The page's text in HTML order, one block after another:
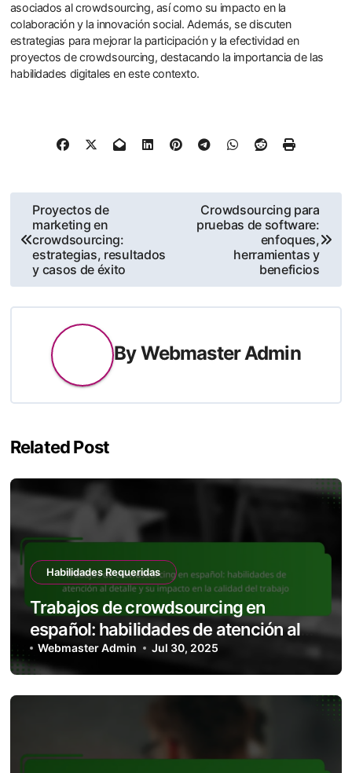
asociados al crowdsourcing, así como su impacto en la
colaboración y la innovación social. Además, se discuten
estrategias para mejorar la participación y la efectividad en
proyectos de crowdsourcing, destacando la importancia de las
habilidades digitales en este contexto.
Post
navigation
Proyectos de
marketing en
crowdsourcing:
estrategias, resultados
y casos de éxito
Crowdsourcing para
pruebas de software:
enfoques,
herramientas y
beneficios
ByWebmaster Admin
Related Post
Habilidades Requeridas
Trabajos de crowdsourcing en
español: habilidades de atención al
detalle y su impacto en la calidad del
trabajo
Webmaster Admin Jul 30, 2025